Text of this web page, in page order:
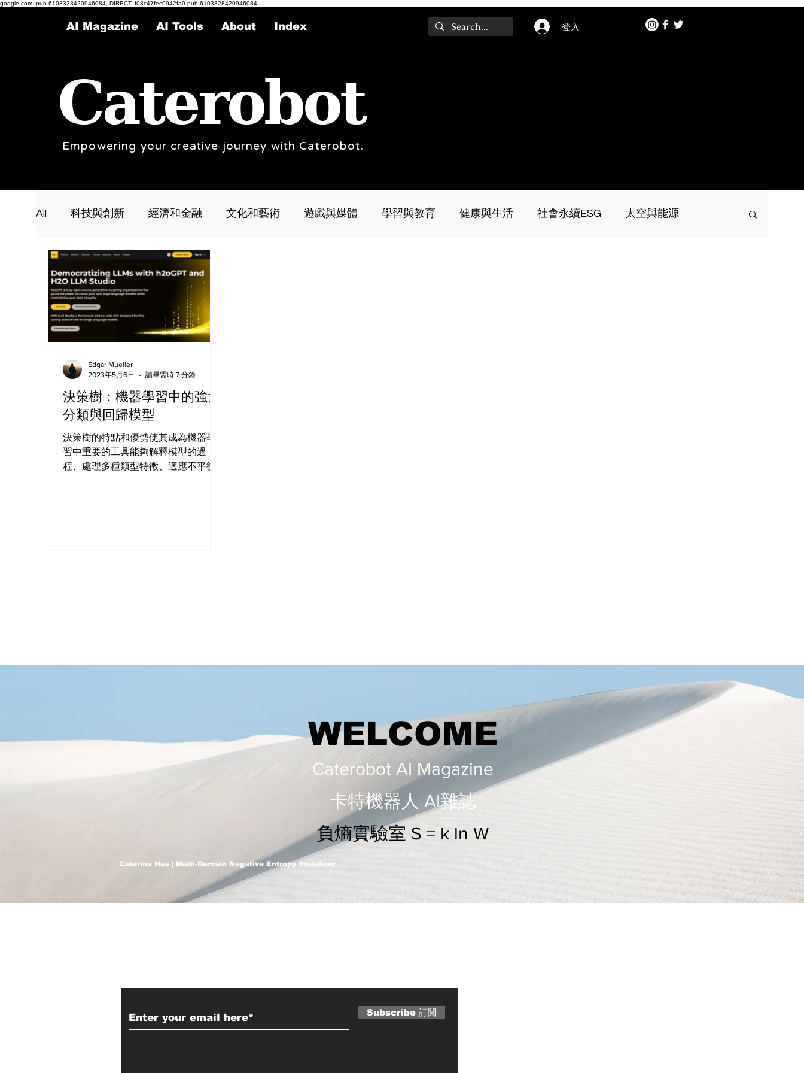
google.com, pub-6103328420946084, DIRECT, f08c47fec0942fa0 pub-6103328420946084
AI Magazine AI Tools About Index 登入
Caterobot
Empowering your creative journey with Caterobot.
All 科技與創新 經濟和金融 文化和藝術 遊戲與媒體 學習與教育 健康與生活 社會永續ESG 太空與能源
決策樹：機器學習中的強大
分類與回歸模型
決策樹的特點和優勢使其成為機器學
習中重要的工具能夠解釋模型的過
程、處理多種類型特徵、適應不平衡
Edgar Mueller
2023年5月6日
讀畢需時 7 分鐘
WELCOME
Caterobot AI Magazine
​​卡特機器人 AI雜誌
負熵實驗室 S = k ln W
2nm Process Stabilizer
Caterina Hsu | Multi-Domain Negative Entropy Stabilizer
Subscribe 訂閱